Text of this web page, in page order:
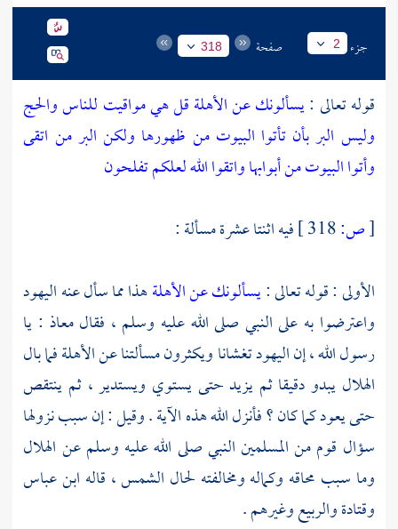
جزء 2 صفحة 318
قوله تعالى :يسألونك عن الأهلة قل هي مواقيت للناس والحج
وليس البر بأن تأتوا البيوت من ظهورها ولكن البر من اتقى
وأتوا البيوت من أبوابها واتقوا الله لعلكم تفلحون
[ص:
فيه اثنتا عشرة مسألة :
الأولى : قوله تعالى :يسألونك عن الأهلةهذا مما سأل عنه اليهود
واعترضوا به على النبي صلى الله عليه وسلم ، فقالمعاذ : يا
رسول الله ، إن اليهود تغشانا ويكثرون مسألتنا عن الأهلة فما بال
الهلال يبدو دقيقا ثم يزيد حتى يستوي ويستدير ، ثم ينتقص
حتى يعود كما كان ؟ فأنزل الله هذه الآية . وقيل : إن سبب نزولها
سؤال قوم من المسلمين النبي صلى الله عليه وسلم عن الهلال
وما سبب محاقه وكماله ومخالفته لحال الشمس ، قاله ابن عباس
وقتادةوالربيعوغيرهم .